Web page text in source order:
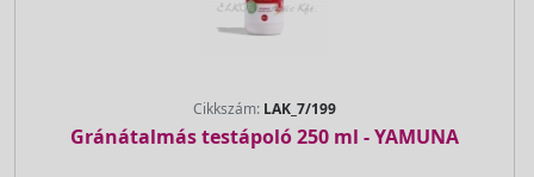
Cikkszám: LAK_7/199
Gránátalmás testápoló 250 ml - YAMUNA